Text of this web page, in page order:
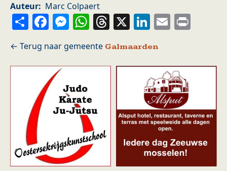
Auteur
Marc Colpaert
ShareFacebook
Messenger
WhatsApp
Threads
X LinkedIn
Email
Galmaarden